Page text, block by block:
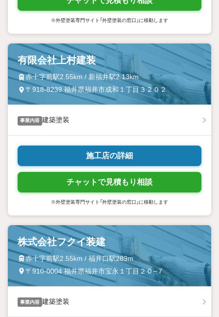
※外壁塗装専門サイト「外壁塗装の窓口」に移動します
有限会社上村建装
赤十字前駅2.55km / 新福井駅2.13km
〒918-8239 福井県福井市成和１丁目３２０２
事業内容 建築塗装
施工店の詳細
チャットで見積もり相談
※外壁塗装専門サイト「外壁塗装の窓口」に移動します
株式会社フクイ装建
赤十字前駅2.55km / 福井口駅289m
〒910-0004 福井県福井市宝永１丁目２０−７
事業内容 建築塗装